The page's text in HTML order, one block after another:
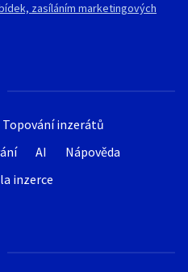
Topování inzerátů
AI
Nápověda
inzerce
zasíláním marketingových